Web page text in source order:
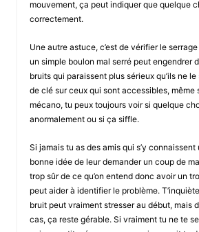
mouvement, ça peut indiquer que quelque
correctement.
Une autre astuce, c’est de vérifier le
un simple boulon mal serré peut engendrer
bruits qui paraissent plus sérieux qu’ils ne
de clé sur ceux qui sont accessibles, même
mécano, tu peux toujours voir si quelque
anormalement ou si ça siffle.
Si jamais tu as des amis qui s’y connaissent
bonne idée de leur demander un coup de
trop sûr de ce qu’on entend donc avoir un
peut aider à identifier le problème.
bruit peut vraiment stresser au début, mais
cas, ça reste gérable. Si vraiment tu ne te